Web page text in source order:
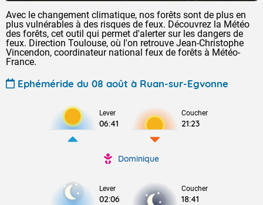
Avec le changement climatique, nos forêts sont de plus en
plus vulnérables à des risques de feux. Découvrez la Météo
des forêts, cet outil qui permet d'alerter sur les dangers de
feux. Direction Toulouse, où l'on retrouve Jean-Christophe
Vincendon, coordinateur national feux de forêts à Météo-
France.
Ephéméride du 08 août à Ruan-sur-Egvonne
Lever
06:41
Coucher
21:23
Dominique
Lever
02:06
Coucher
18:41